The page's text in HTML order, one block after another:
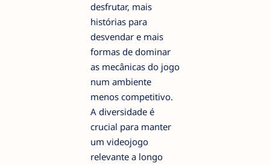
desfrutar, mais
histórias para
desvendar e mais
formas de dominar
as mecânicas do jogo
num ambiente
menos competitivo.
A diversidade é
crucial para manter
um videojogo
relevante a longo